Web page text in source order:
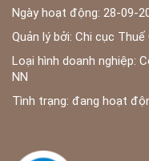
Ngày hoạt động: 28-09-
Quản lý bởi: Chi cục
Loại hình doanh nghiệp:
NN
Tình trạng: đang hoạt